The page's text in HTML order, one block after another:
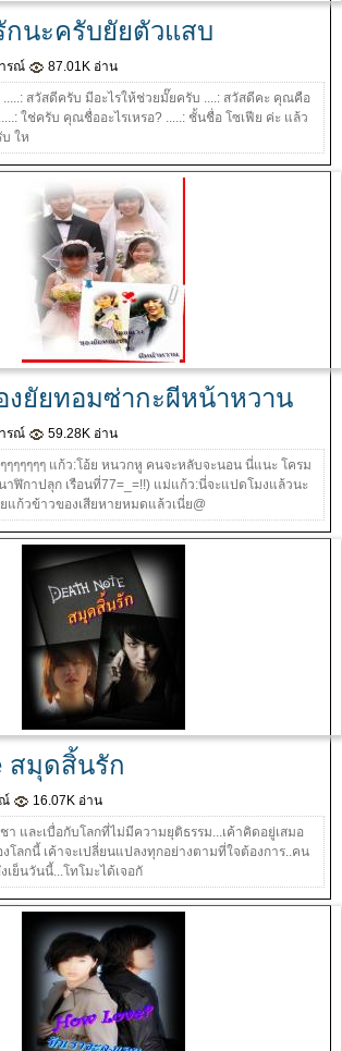
กนะครับยัยตัวแสบ
รณ์ 87.01K อ่าน
สวัสดีครับ มีอะไรให้ช่วยมั๊ยครับ ....: สวัสดีคะ คุณคือ
ใช่ครับ คุณชื่ออะไรเหรอ? .....: ชั้นชื่อ โซเฟีย ค่ะ แล้ว
ให
งยัยทอมซ่ากะผีหน้าหวาน
รณ์ 59.28K อ่าน
ๆๆๆๆๆๆๆ แก้ว:โอ้ย หนวกหู คนจะหลับจะนอน นี่แนะ โครม
ฬิกาปลุก เรือนที่77=_=!!) แม่แก้ว:นี่จะแปดโมงแล้วนะ
แก้วข้าวของเสียหายหมดแล้วเนี่ย@
สมุดสิ้นรัก
16.07K อ่าน
า และเบื่อกับโลกที่ไม่มีความยุติธรรม...เค้าคิดอยู่เสมอ
โลกนี้ เค้าจะเปลี่ยนแปลงทุกอย่างตามที่ใจต้องการ..คน
เย็นวันนี้...โทโมะได้เจอกั